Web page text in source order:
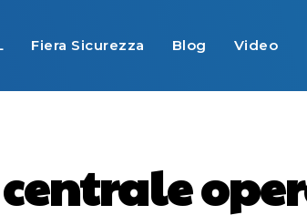
Fiera Sicurezza Blog Video
centrale